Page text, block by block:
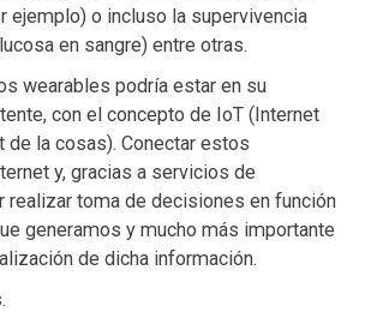
ejemplo) o incluso la supervivencia
en sangre) entre otras.
wearables podría estar en su
con el concepto de IoT (Internet
de la cosas). Conectar estos
y, gracias a servicios de
realizar toma de decisiones en función
generamos y mucho más importante
de dicha información.